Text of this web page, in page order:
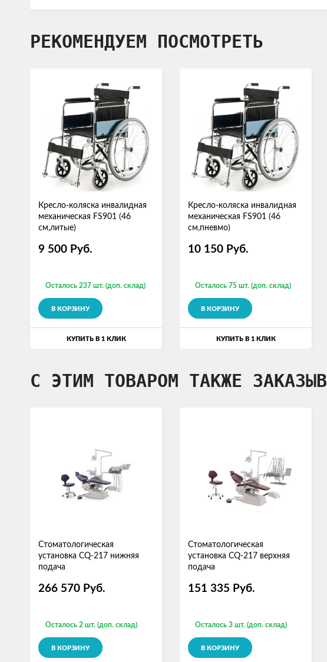
РЕКОМЕНДУЕМ ПОСМОТРЕТЬ
Кресло-коляска инвалидная
механическая FS901 (46
см,литые)
9 500 Руб.
Осталось 237 шт. (доп. склад)
В КОРЗИНУ
КУПИТЬ В 1 КЛИК
Кресло-коляска инвалидная
механическая FS901 (46
см,пневмо)
10 150 Руб.
Осталось 75 шт. (доп. склад)
В КОРЗИНУ
КУПИТЬ В 1 КЛИК
С ЭТИМ ТОВАРОМ ТАКЖЕ
Стоматологическая
установка CQ-217 нижняя
подача
266 570 Руб.
Осталось 2 шт. (доп. склад)
В КОРЗИНУ
Стоматологическая
установка CQ-217 верхняя
подача
151 335 Руб.
Осталось 3 шт. (доп. склад)
В КОРЗИНУ